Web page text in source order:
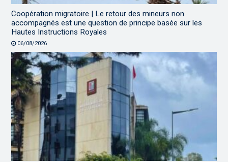
Coopération migratoire | Le retour des mineurs non
accompagnés est une question de principe basée sur les
Hautes Instructions Royales
06/08/2026